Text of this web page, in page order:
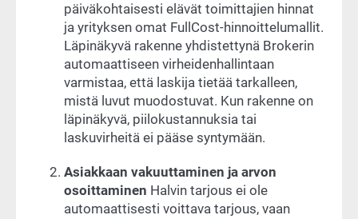
päiväkohtaisesti elävät toimittajien hinnat
ja yrityksen omat FullCost-hinnoittelumallit.
Läpinäkyvä rakenne yhdistettynä Brokerin
automaattiseen virheidenhallintaan
varmistaa, että laskija tietää tarkalleen,
mistä luvut muodostuvat. Kun rakenne on
läpinäkyvä, piilokustannuksia tai
laskuvirheitä ei pääse syntymään.
Asiakkaan vakuuttaminen ja arvon
osoittaminen Halvin tarjous ei ole
automaattisesti voittava tarjous, vaan